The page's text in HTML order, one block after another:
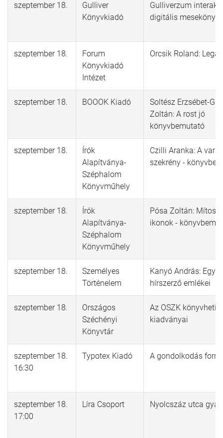
szeptember 18.
Gulliver
Könyvkiadó
Gulliverzum
digitális
szeptember 18.
Forum
Könyvkiadó
Intézet
Orcsik Roland:
szeptember 18. BOOOK Kiadó
Soltész Erzsébet-
Zoltán: A rost jó
könyvbemutató
szeptember 18.
Írók
Alapítványa-
Széphalom
Könyvműhely
Czilli Aranka: A
szekrény -
szeptember 18.
Írók
Alapítványa-
Széphalom
Könyvműhely
Pósa Zoltán:
ikonok -
szeptember 18.
Személyes
Történelem
Kanyó András: Egy
hírszerző emlékei
szeptember 18.
Országos
Széchényi
Könyvtár
Az OSZK könyvheti
kiadványai
szeptember 18.
16:30
Typotex Kiadó A gondolkodás
szeptember 18.
17:00
Líra Csoport Nyolcszáz utca